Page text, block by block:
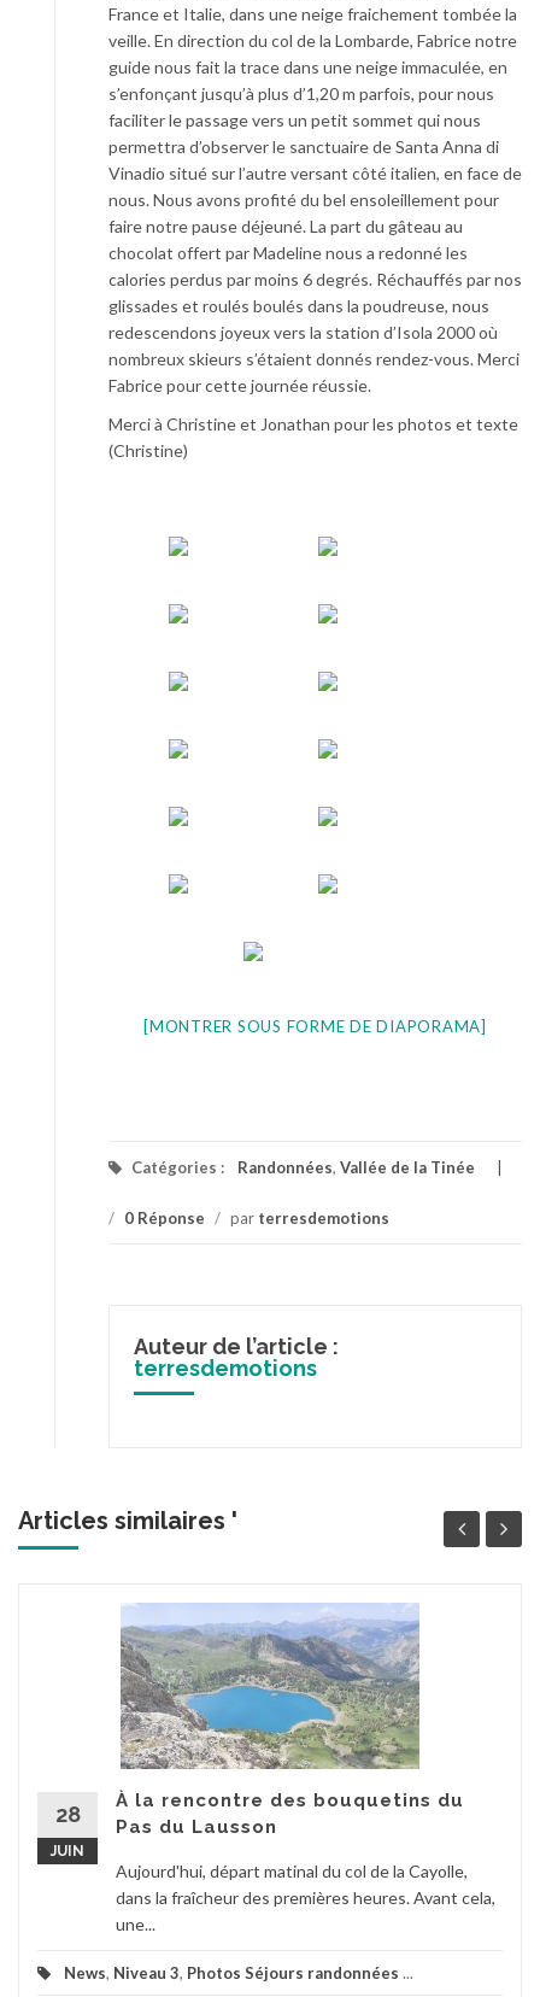
France et Italie, dans une neige fraichement tombée la
veille. En direction du col de la Lombarde, Fabrice notre
guide nous fait la trace dans une neige immaculée, en
s’enfonçant jusqu’à plus d’1,20 m parfois, pour nous
faciliter le passage vers un petit sommet qui nous
permettra d’observer le sanctuaire de Santa Anna di
Vinadio situé sur l’autre versant côté italien, en face de
nous. Nous avons profité du bel ensoleillement pour
faire notre pause déjeuné. La part du gâteau au
chocolat offert par Madeline nous a redonné les
calories perdus par moins 6 degrés. Réchauffés par nos
glissades et roulés boulés dans la poudreuse, nous
redescendons joyeux vers la station d’Isola 2000 où
nombreux skieurs s’étaient donnés rendez-vous. Merci
Fabrice pour cette journée réussie.
Merci à Christine et Jonathan pour les photos et texte
(Christine)
[MONTRER SOUS FORME DE DIAPORAMA]
Catégories : Randonnées, Vallée de la Tinée
/ 0 Réponse / par terresdemotions
Auteur de l’article :
terresdemotions
Articles similaires '
28
JUIN
À la rencontre des bouquetins du
Pas du Lausson
Aujourd'hui, départ matinal du col de la Cayolle,
dans la fraîcheur des premières heures. Avant cela,
une...
News, Niveau 3, Photos Séjours randonnées ...